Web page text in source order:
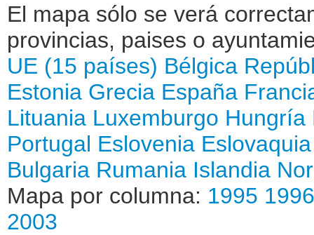
El mapa sólo se verá
provincias, paises o
UE (15 países) Bélgica
Estonia Grecia España
Lituania Luxemburgo Hungría
Portugal Eslovenia Eslovaquia
Bulgaria Rumania Islandia
Mapa por columna: 1995 1996
2003